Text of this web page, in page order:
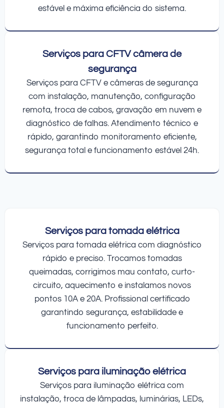
estável e máxima eficiência do sistema.
Serviços para CFTV câmera de
segurança
Serviços para CFTV e câmeras de segurança
com instalação, manutenção, configuração
remota, troca de cabos, gravação em nuvem e
diagnóstico de falhas. Atendimento técnico e
rápido, garantindo monitoramento eficiente,
segurança total e funcionamento estável 24h.
Serviços para tomada elétrica
Serviços para tomada elétrica com diagnóstico
rápido e preciso. Trocamos tomadas
queimadas, corrigimos mau contato, curto-
circuito, aquecimento e instalamos novos
pontos 10A e 20A. Profissional certificado
garantindo segurança, estabilidade e
funcionamento perfeito.
Serviços para iluminação elétrica
Serviços para iluminação elétrica com
instalação, troca de lâmpadas, luminárias, LEDs,